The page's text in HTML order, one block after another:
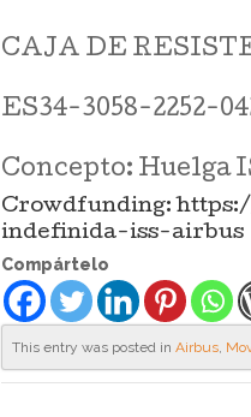
CAJA DE
ES34-3058-2252-
Concepto: Huelga
Crowdfunding:
indefinida-iss-airbus
Compártelo
This entry was posted in Airbus,